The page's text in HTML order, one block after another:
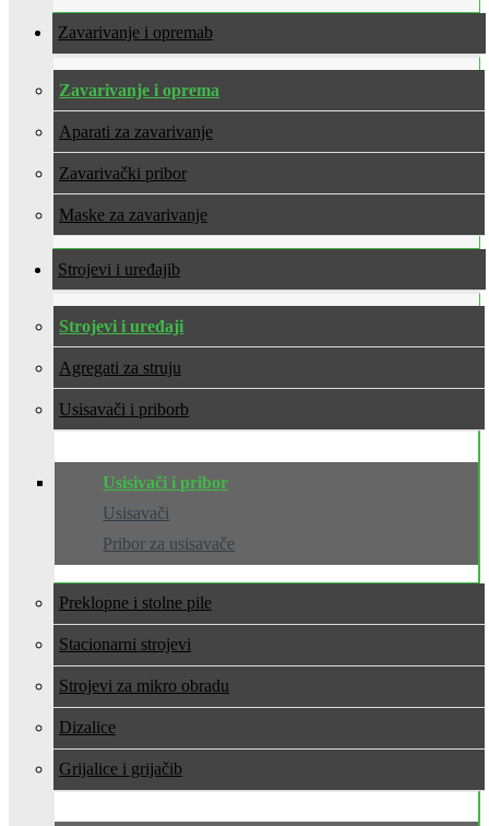
Zavarivanje i oprema
Zavarivanje i oprema
Aparati za zavarivanje
Zavarivački pribor
Maske za zavarivanje
Strojevi i uređaji
Strojevi i uređaji
Agregati za struju
Usisavači i pribor
Usisivači i pribor
Usisavači
Pribor za usisavače
Preklopne i stolne pile
Stacionarni strojevi
Strojevi za mikro obradu
Dizalice
Grijalice i grijači